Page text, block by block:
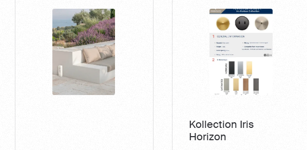
Kollection Iris
Horizon